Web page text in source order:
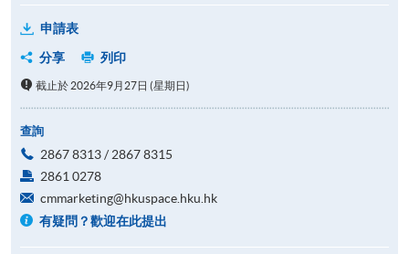
申請表
分享
列印
截止於 2026年9月27日 (星期日)
查詢
2867 8313 / 2867 8315
2861 0278
cmmarketing@hkuspace.hku.hk
有疑問？歡迎在此提出